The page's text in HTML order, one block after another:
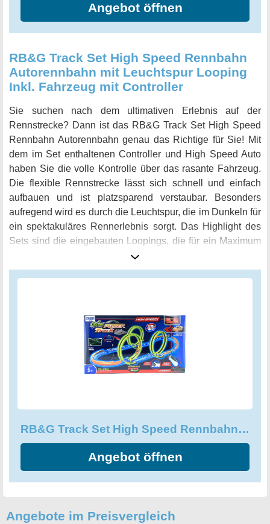
Angebot öffnen
RB&G Track Set High Speed Rennbahn
Autorennbahn mit Leuchtspur Looping
Inkl. Fahrzeug mit Controller
Sie suchen nach dem ultimativen Erlebnis auf der
Rennstrecke? Dann ist das RB&G Track Set High Speed
Rennbahn Autorennbahn genau das Richtige für Sie! Mit
dem im Set enthaltenen Controller und High Speed Auto
haben Sie die volle Kontrolle über das rasante Fahrzeug.
Die flexible Rennstrecke lässt sich schnell und einfach
aufbauen und ist platzsparend verstaubar. Besonders
aufregend wird es durch die Leuchtspur, die im Dunkeln für
ein spektakuläres Rennerlebnis sorgt. Das Highlight des
Sets sind die eingebauten Loopings, die für ein Maximum
an Spielspaß und Nervenkitzel sorgen. Also nehmen Sie
Platz am Steuer und lassen Sie das RB&G Track Set High
RB&G Track Set High Speed Rennbahn Autorennbahn mit Leuchtspur
Angebot öffnen
Angebote im Preisvergleich